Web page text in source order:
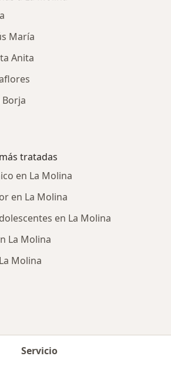
María
Anita
Borja
tratadas
en La Molina
en La Molina
en La Molina
La Molina
Molina
Servicio